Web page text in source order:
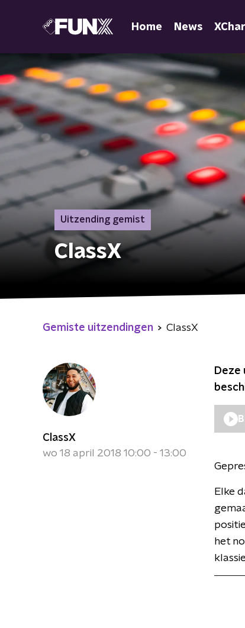
Home News
Uitzending gemist
ClassX
Gemiste uitzendingen ClassX
ClassX
wo 18 april 2018 10:00 - 13:00
Deze
Elke
het